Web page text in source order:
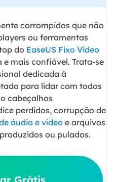
corrompidos que não
ou ferramentas
do EaseUS Fixo Video
mais confiável. Trata-se
dedicada à
para lidar com todos
cabeçalhos
perdidos, corrupção de
áudio e vídeoe arquivos
ou pulados.